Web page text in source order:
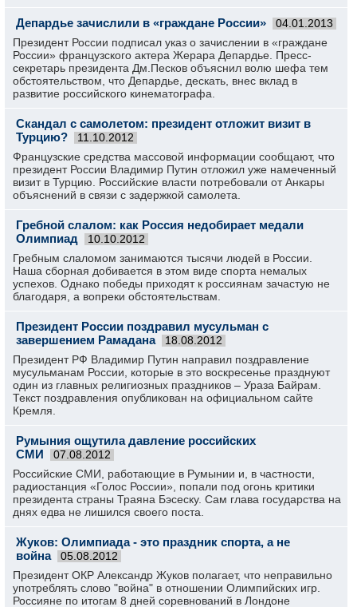
Депардье зачислили в «граждане России» 04.01.2013
Президент России подписал указ о зачислении в «граждане
России» французского актера Жерара Депардье. Пресс-
секретарь президента Дм.Песков объяснил волю шефа тем
обстоятельством, что Депардье, дескать, внес вклад в
развитие российского кинематографа.
Скандал с самолетом: президент отложит визит в
Турцию?
11.10.2012
Французские средства массовой информации сообщают, что
президент России Владимир Путин отложил уже намеченный
визит в Турцию. Российские власти потребовали от Анкары
объяснений в связи с задержкой самолета.
Гребной слалом: как Россия недобирает медали
Олимпиад
10.10.2012
Гребным слаломом занимаются тысячи людей в России.
Наша сборная добивается в этом виде спорта немалых
успехов. Однако победы приходят к россиянам зачастую не
благодаря, а вопреки обстоятельствам.
Президент России поздравил мусульман с
завершением Рамадана
18.08.2012
Президент РФ Владимир Путин направил поздравление
мусульманам России, которые в это воскресенье празднуют
один из главных религиозных праздников – Ураза Байрам.
Текст поздравления опубликован на официальном сайте
Кремля.
Румыния ощутила давление российских
СМИ
07.08.2012
Российские СМИ, работающие в Румынии и, в частности,
радиостанция «Голос России», попали под огонь критики
президента страны Траяна Бэсеску. Сам глава государства на
днях едва не лишился своего поста.
Жуков: Олимпиада - это праздник спорта, а не
война
05.08.2012
Президент ОКР Александр Жуков полагает, что неправильно
употреблять слово "война" в отношении Олимпийских игр.
Россияне по итогам 8 дней соревнований в Лондоне